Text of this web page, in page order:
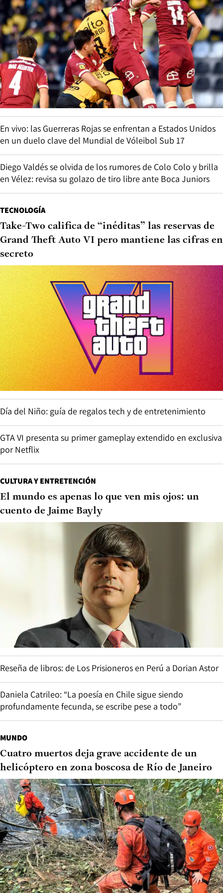
En vivo: las Guerreras Rojas se enfrentan a Estados Unidos
en un duelo clave del Mundial de Vóleibol Sub 17
Diego Valdés se olvida de los rumores de Colo Colo y brilla
en Vélez: revisa su golazo de tiro libre ante Boca Juniors
TECNOLOGÍA
Take-Two califica de “inéditas” las reservas de
Grand Theft Auto VI pero mantiene las cifras en
secreto
Día del Niño: guía de regalos tech y de entretenimiento
GTA VI presenta su primer gameplay extendido en exclusiva
por Netflix
CULTURA Y ENTRETENCIÓN
El mundo es apenas lo que ven mis ojos: un
cuento de Jaime Bayly
Reseña de libros: de Los Prisioneros en Perú a Dorian Astor
Daniela Catrileo: “La poesía en Chile sigue siendo
profundamente fecunda, se escribe pese a todo”
MUNDO
Cuatro muertos deja grave accidente de un
helicóptero en zona boscosa de Río de Janeiro